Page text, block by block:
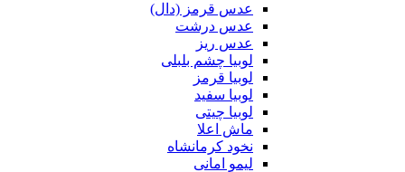
عدس قرمز (دال)
عدس درشت
عدس ریز
لوبیا چشم بلبلی
لوبیا قرمز
لوبیا سفید
لوبیا چیتی
ماش اعلا
نخود کرمانشاه
لیمو امانی